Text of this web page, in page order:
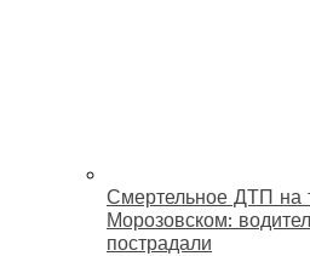
Смертельное ДТП на
Морозовском:
пострадали